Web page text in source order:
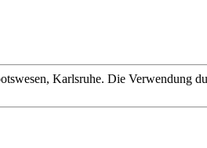
Karlsruhe. Die Verwendung